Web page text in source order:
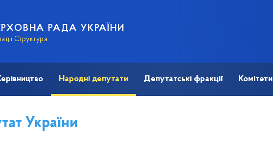
РАДА УКРАЇНИ
і Структура
Народні депутати Депутатські фракції Комітети
України